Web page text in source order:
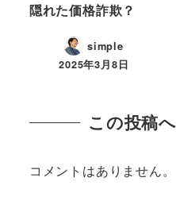
隠れた価格詐欺？
simple
2025年3月8日
この投稿
コメントはありません。